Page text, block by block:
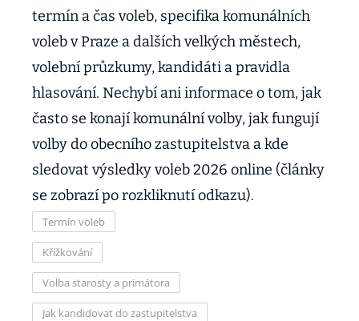
termín a čas voleb, specifika komunálních
voleb v Praze a dalších velkých městech,
volební průzkumy, kandidáti a pravidla
hlasování. Nechybí ani informace o tom, jak
často se konají komunální volby, jak fungují
volby do obecního zastupitelstva a kde
sledovat výsledky voleb 2026 online (články
se zobrazí po rozkliknutí odkazu).
Termín voleb
Křížkování
Volba starosty a primátora
Jak kandidovat do zastupitelstva